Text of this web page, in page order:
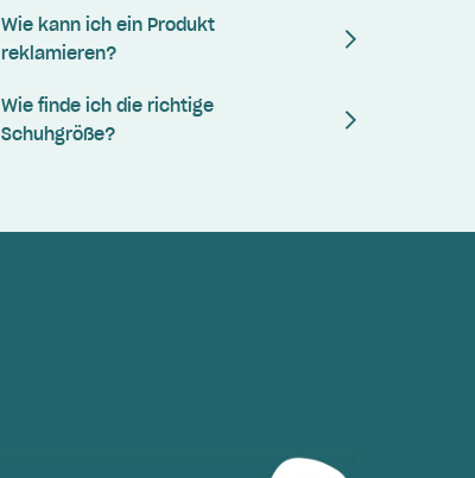
Wie kann ich ein Produkt
reklamieren?
Wie finde ich die richtige
Schuhgröße?